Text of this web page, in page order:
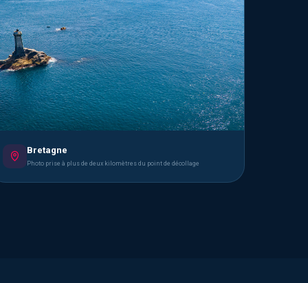
Bretagne
Photo prise à plus de deux kilomètres du point de décollage